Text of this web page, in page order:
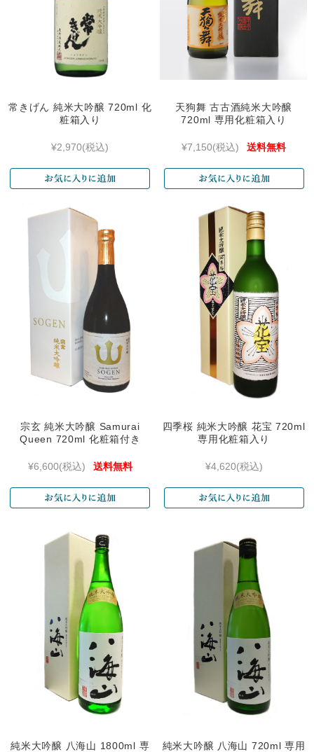
常きげん 純米大吟醸 720ml 化
粧箱入り
¥2,970(税込)
天狗舞 古古酒純米大吟醸
720ml 専用化粧箱入り
¥7,150(税込) 送料無料
宗玄 純米大吟醸 Samurai
Queen 720ml 化粧箱付き
¥6,600(税込) 送料無料
四季桜 純米大吟醸 花宝 720ml
専用化粧箱入り
¥4,620(税込)
純米大吟醸 八海山 1800ml 専
純米大吟醸 八海山 720ml 専用